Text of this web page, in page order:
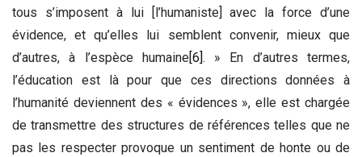
tous s’imposent à lui [l’humaniste] avec la force d’une
évidence, et qu’elles lui semblent convenir, mieux que
d’autres, à l’espèce humaine[6] . » En d’autres termes,
l’éducation est là pour que ces directions données à
l’humanité deviennent des « évidences », elle est chargée
de transmettre des structures de références telles que ne
pas les respecter provoque un sentiment de honte ou de